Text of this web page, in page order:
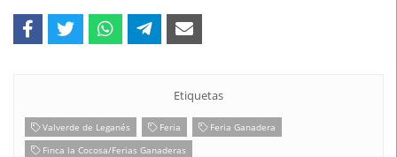
Etiquetas
Valverde de Leganés Feria
Feria Ganadera
Finca la Cocosa/Ferias Ganaderas